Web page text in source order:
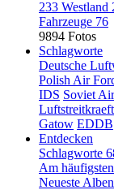
233 Westland
Fahrzeuge 76
9894 Fotos
Schlagworte
Deutsche
Polish Air
IDS Soviet
Gatow EDDB
Entdecken
Schlagworte
Am
Neueste Alben